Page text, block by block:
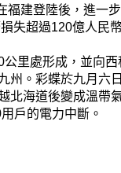
建登陸後，進一
失超過120億人民幣
里處形成，並向
州。彩蝶於九月六
北海道後變成溫帶
戶的電力中斷。